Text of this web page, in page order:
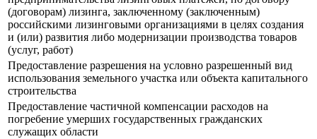
(договорам) лизинга, заключенному (заключенным)
российскими лизинговыми организациями в целях создания
и (или) развития либо модернизации производства товаров
(услуг, работ)
Предоставление разрешения на условно разрешенный вид
использования земельного участка или объекта капитального
строительства
Предоставление частичной компенсации расходов на
погребение умерших государственных гражданских
служащих области